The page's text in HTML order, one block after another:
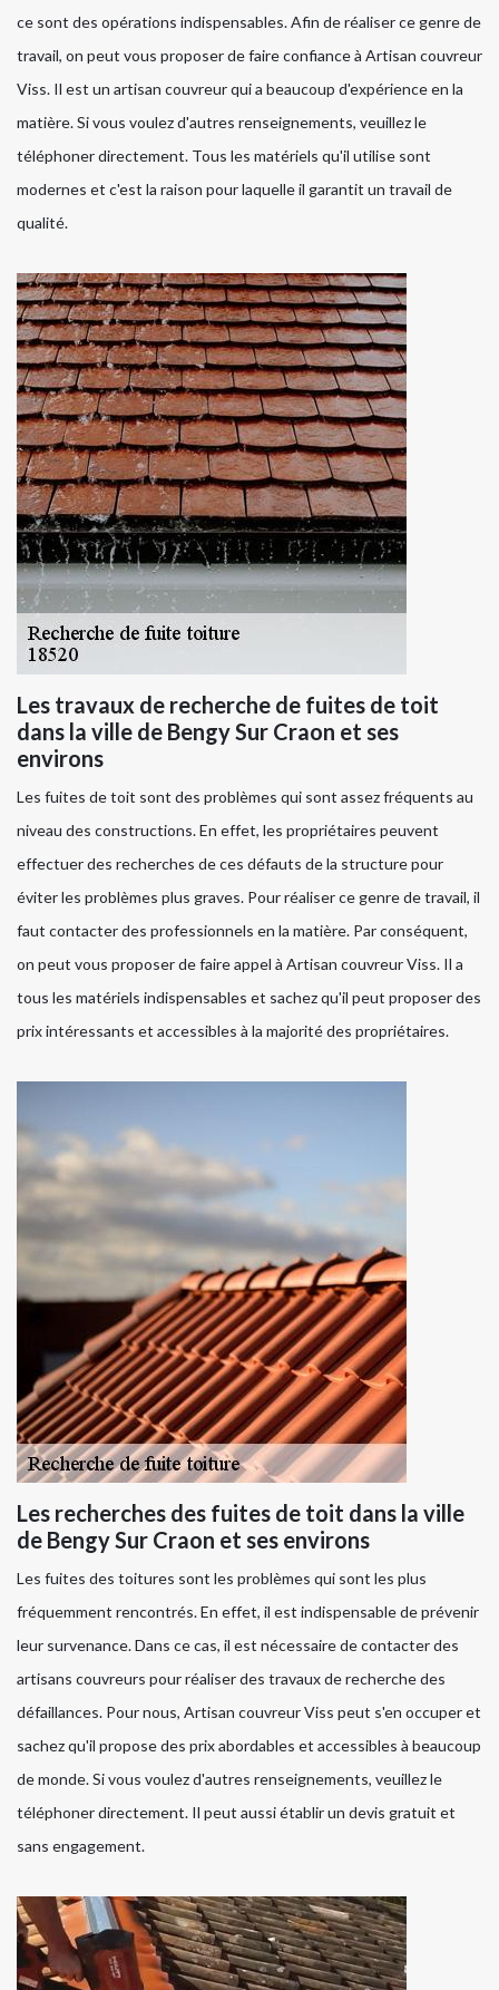
ce sont des opérations indispensables. Afin de réaliser ce genre de
travail, on peut vous proposer de faire confiance à Artisan couvreur
Viss. Il est un artisan couvreur qui a beaucoup d'expérience en la
matière. Si vous voulez d'autres renseignements, veuillez le
téléphoner directement. Tous les matériels qu'il utilise sont
modernes et c'est la raison pour laquelle il garantit un travail de
qualité.
Les travaux de recherche de fuites de toit
dans la ville de Bengy Sur Craon et ses
environs
Les fuites de toit sont des problèmes qui sont assez fréquents au
niveau des constructions. En effet, les propriétaires peuvent
effectuer des recherches de ces défauts de la structure pour
éviter les problèmes plus graves. Pour réaliser ce genre de travail, il
faut contacter des professionnels en la matière. Par conséquent,
on peut vous proposer de faire appel à Artisan couvreur Viss. Il a
tous les matériels indispensables et sachez qu'il peut proposer des
prix intéressants et accessibles à la majorité des propriétaires.
Les recherches des fuites de toit dans la ville
de Bengy Sur Craon et ses environs
Les fuites des toitures sont les problèmes qui sont les plus
fréquemment rencontrés. En effet, il est indispensable de prévenir
leur survenance. Dans ce cas, il est nécessaire de contacter des
artisans couvreurs pour réaliser des travaux de recherche des
défaillances. Pour nous, Artisan couvreur Viss peut s'en occuper et
sachez qu'il propose des prix abordables et accessibles à beaucoup
de monde. Si vous voulez d'autres renseignements, veuillez le
téléphoner directement. Il peut aussi établir un devis gratuit et
sans engagement.